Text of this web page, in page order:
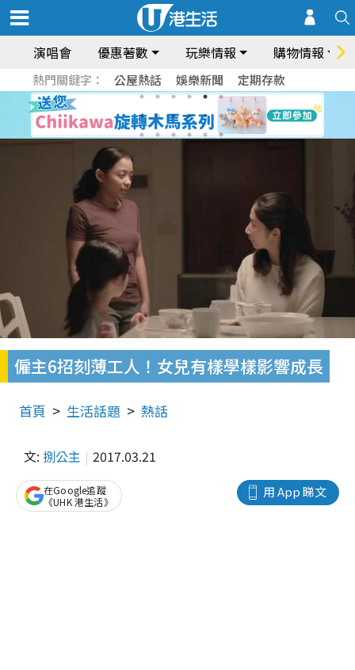
演唱會 優惠著數 玩樂情報 購物情報
熱門關鍵字： 公屋熱話 娛樂新聞 定期存款
僱主6招刻薄工人！女兒有樣學樣影響成長
首頁 生活話題 熱話
文: 捌公主 2017.03.21
用 App 睇文
在Google追蹤
《UHK 港生活》